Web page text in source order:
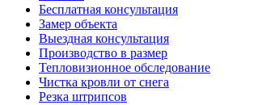
Бесплатная консультация
Замер объекта
Выездная консультация
Производство в размер
Тепловизионное обследование
Чистка кровли от снега
Резка штрипсов